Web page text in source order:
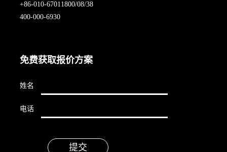
+86-010-67011800/08/38
400-000-6930
免费获取报价方案
姓名
电话